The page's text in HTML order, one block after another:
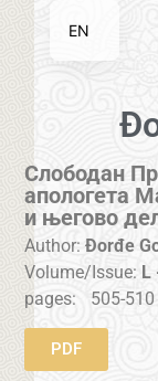
Слободан
апологета
и његово
Author: Đorđe
Volume/Issue: L
pages:
505-510
PDF
EN
SR